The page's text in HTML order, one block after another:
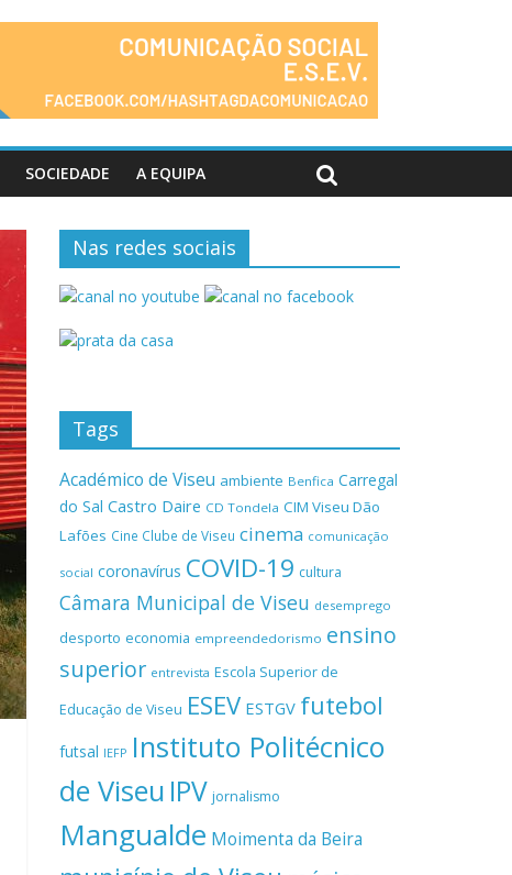
SOCIEDADE A EQUIPA
Nas redes sociais
Tags
Académico de Viseu ambiente Benfica Carregal
do Sal Castro Daire CD Tondela CIM Viseu Dão
Lafões Cine Clube de Viseu cinema comunicação
social coronavírus COVID-19 cultura
Câmara Municipal de Viseu desemprego
desporto economia empreendedorismo ensino
superior entrevista Escola Superior de
Educação de Viseu ESEV ESTGV futebol
futsal IEFP Instituto Politécnico
de Viseu IPV jornalismo
Mangualde Moimenta da Beira